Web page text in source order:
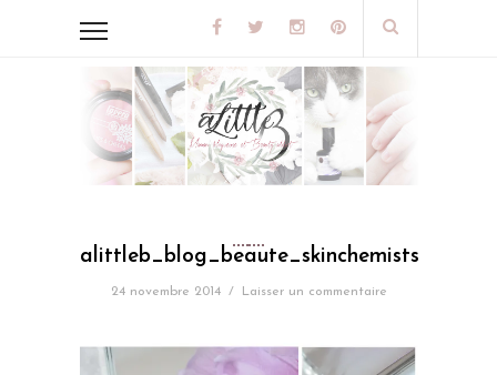
24 novembre 2014 / Laisser un commentaire